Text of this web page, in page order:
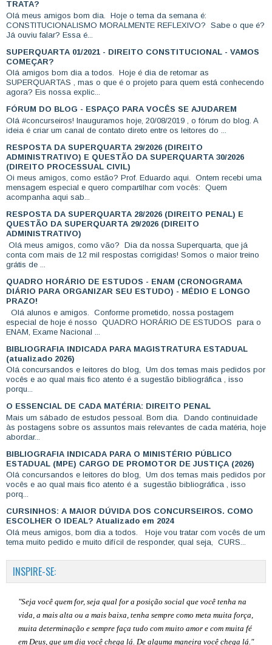
TRATA?
Olá meus amigos bom dia. Hoje o tema da semana é:
CONSTITUCIONALISMO MORALMENTE REFLEXIVO? Sabe o que é?
Já ouviu falar? Essa é...
SUPERQUARTA 01/2021 - DIREITO CONSTITUCIONAL - VAMOS
COMEÇAR?
Olá amigos bom dia a todos. Hoje é dia de retomar as
SUPERQUARTAS , mas o que é o projeto para quem está conhecendo
agora? Eis nossa explic...
FÓRUM DO BLOG - ESPAÇO PARA VOCÊS SE AJUDAREM
Olá #concurseiros! Inauguramos hoje, 20/08/2019 , o fórum do blog. A
ideia é criar um canal de contato direto entre os leitores do ...
RESPOSTA DA SUPERQUARTA 29/2026 (DIREITO
ADMINISTRATIVO) E QUESTÃO DA SUPERQUARTA 30/2026
(DIREITO PROCESSUAL CIVIL)
Oi meus amigos, como estão? Prof. Eduardo aqui. Ontem recebi uma
mensagem especial e quero compartilhar com vocês: Quem
acompanha aqui sab...
RESPOSTA DA SUPERQUARTA 28/2026 (DIREITO PENAL) E
QUESTÃO DA SUPERQUARTA 29/2026 (DIREITO
ADMINISTRATIVO)
Olá meus amigos, como vão? Dia da nossa Superquarta, que já
conta com mais de 12 mil respostas corrigidas! Somos o maior treino
grátis de ...
QUADRO HORÁRIO DE ESTUDOS - ENAM (CRONOGRAMA
DIÁRIO PARA ORGANIZAR SEU ESTUDO) - MÉDIO E LONGO
PRAZO!
Olá alunos e amigos. Conforme prometido, nossa postagem
especial de hoje é nosso QUADRO HORÁRIO DE ESTUDOS para o
ENAM, Exame Nacional ...
BIBLIOGRAFIA INDICADA PARA MAGISTRATURA ESTADUAL
(atualizado 2026)
Olá concursandos e leitores do blog, Um dos temas mais pedidos por
vocês e ao qual mais fico atento é a sugestão bibliográfica , isso
porqu...
O ESSENCIAL DE CADA MATÉRIA: DIREITO PENAL
Mais um sábado de estudos pessoal. Bom dia. Dando continuidade
às postagens sobre os assuntos mais relevantes de cada matéria, hoje
abordar...
BIBLIOGRAFIA INDICADA PARA O MINISTÉRIO PÚBLICO
ESTADUAL (MPE) CARGO DE PROMOTOR DE JUSTIÇA (2026)
Olá concursandos e leitores do blog, Um dos temas mais pedidos por
vocês e ao qual mais fico atento é a sugestão bibliográfica , isso
porq...
CURSINHOS: A MAIOR DÚVIDA DOS CONCURSEIROS. COMO
ESCOLHER O IDEAL? Atualizado em 2024
Olá meus amigos, bom dia a todos. Hoje vou tratar com vocês de um
tema muito pedido e muito difícil de responder, qual seja, CURS...
INSPIRE-SE:
"Seja você quem for, seja qual for a posição social que você tenha na
vida, a mais alta ou a mais baixa, tenha sempre como meta muita força,
muita determinação e sempre faça tudo com muito amor e com muita fé
em Deus, que um dia você chega lá. De alguma maneira você chega lá."